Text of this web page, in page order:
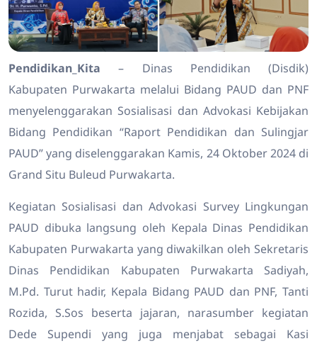
Pendidikan_Kita – Dinas Pendidikan (Disdik)
Kabupaten Purwakarta melalui Bidang PAUD dan PNF
menyelenggarakan Sosialisasi dan Advokasi Kebijakan
Bidang Pendidikan “Raport Pendidikan dan Sulingjar
PAUD” yang diselenggarakan Kamis, 24 Oktober 2024 di
Grand Situ Buleud Purwakarta.
Kegiatan Sosialisasi dan Advokasi Survey Lingkungan
PAUD dibuka langsung oleh Kepala Dinas Pendidikan
Kabupaten Purwakarta yang diwakilkan oleh Sekretaris
Dinas Pendidikan Kabupaten Purwakarta Sadiyah,
M.Pd. Turut hadir, Kepala Bidang PAUD dan PNF, Tanti
Rozida, S.Sos beserta jajaran, narasumber kegiatan
Dede Supendi yang juga menjabat sebagai Kasi